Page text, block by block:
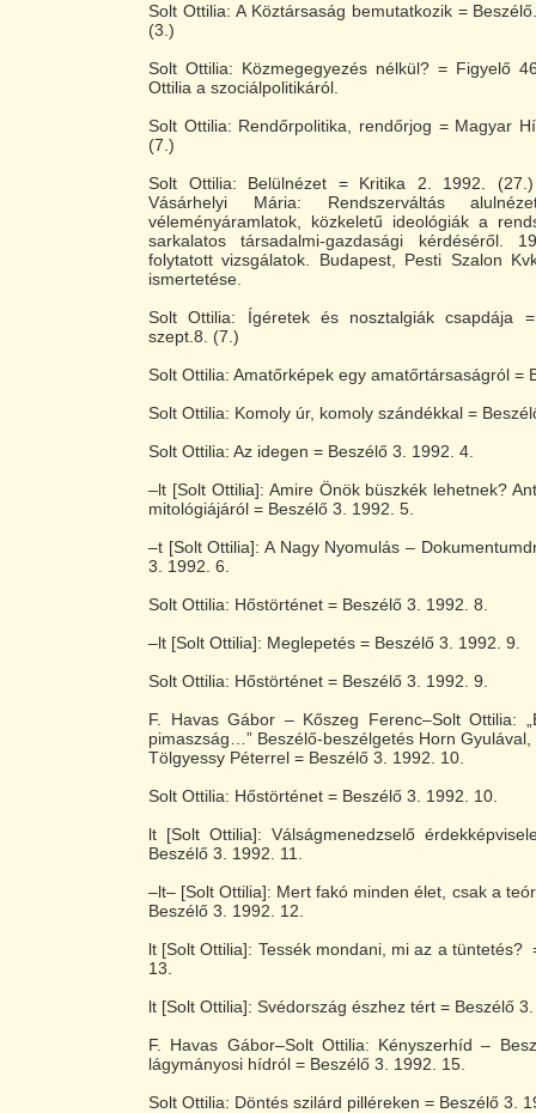
Solt Ottilia: A Köztársaság bemutatkozik =
(3.)
Solt Ottilia: Közmegegyezés nélkül? = Figyelő
Ottilia a szociálpolitikáról.
Solt Ottilia: Rendőrpolitika, rendőrjog = Magyar
(7.)
Solt Ottilia: Belülnézet = Kritika 2. 1992. (27.)
Vásárhelyi Mária: Rendszerváltás
véleményáramlatok, közkeletű ideológiák a
sarkalatos társadalmi-gazdasági kérdéséről.
folytatott vizsgálatok. Budapest, Pesti Szalon
ismertetése.
Solt Ottilia: Ígéretek és nosztalgiák csapdája
szept.8. (7.)
Solt Ottilia: Amatőrképek egy amatőrtársaságról =
Solt Ottilia: Komoly úr, komoly szándékkal =
Solt Ottilia: Az idegen = Beszélő 3. 1992. 4.
–lt [Solt Ottilia]: Amire Önök büszkék lehetnek?
mitológiájáról = Beszélő 3. 1992. 5.
–t [Solt Ottilia]: A Nagy Nyomulás –
3. 1992. 6.
Solt Ottilia: Hőstörténet = Beszélő 3. 1992. 8.
–lt [Solt Ottilia]: Meglepetés = Beszélő 3. 1992. 9.
Solt Ottilia: Hőstörténet = Beszélő 3. 1992. 9.
F. Havas Gábor – Kőszeg Ferenc–Solt Ottilia:
pimaszság…” Beszélő-beszélgetés Horn
Tölgyessy Péterrel = Beszélő 3. 1992. 10.
Solt Ottilia: Hőstörténet = Beszélő 3. 1992. 10.
lt [Solt Ottilia]: Válságmenedzselő
Beszélő 3. 1992. 11.
–lt– [Solt Ottilia]: Mert fakó minden élet, csak a
Beszélő 3. 1992. 12.
lt [Solt Ottilia]: Tessék mondani, mi az a tüntetés?
13.
lt [Solt Ottilia]: Svédország észhez tért = Beszélő
F. Havas Gábor–Solt Ottilia: Kényszerhíd –
lágymányosi hídról = Beszélő 3. 1992. 15.
Solt Ottilia: Döntés szilárd pilléreken = Beszélő 3.